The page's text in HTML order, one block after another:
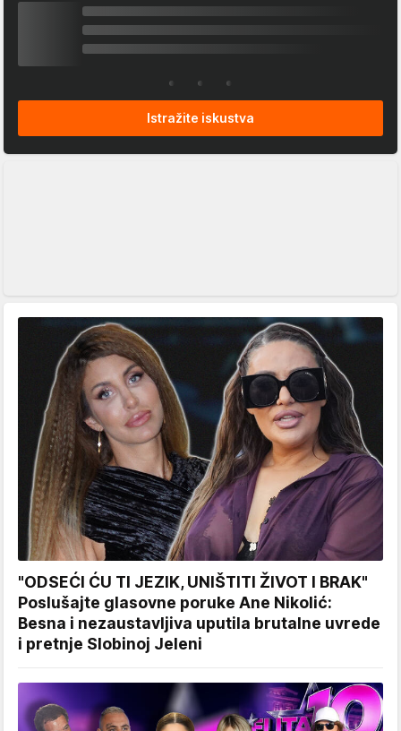
Istražite iskustva
"ODSEĆI ĆU TI JEZIK, UNIŠTITI ŽIVOT I BRAK"
Poslušajte glasovne poruke Ane Nikolić:
Besna i nezaustavljiva uputila brutalne uvrede
i pretnje Slobinoj Jeleni